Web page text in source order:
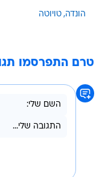
הונדה טויוטה
טרם התפרסמו